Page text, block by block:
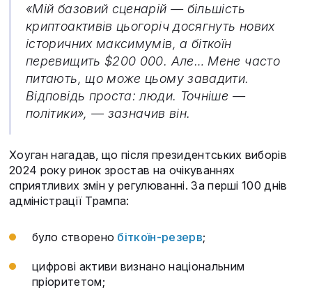
«Мій базовий сценарій — більшість
криптоактивів цьогоріч досягнуть нових
історичних максимумів, а біткоїн
перевищить $200 000. Але… Мене часто
питають, що може цьому завадити.
Відповідь проста: люди. Точніше —
політики», — зазначив він.
Хоуган нагадав, що після президентських виборів
2024 року ринок зростав на очікуваннях
сприятливих змін у регулюванні. За перші 100 днів
адміністрації Трампа:
було створено біткоїн-резерв;
цифрові активи визнано національним
пріоритетом;